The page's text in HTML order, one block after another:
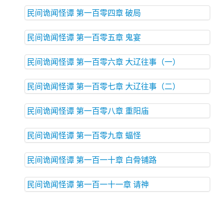
民间诡闻怪谭 第一百零四章 破局
民间诡闻怪谭 第一百零五章 鬼宴
民间诡闻怪谭 第一百零六章 大辽往事（一）
民间诡闻怪谭 第一百零七章 大辽往事（二）
民间诡闻怪谭 第一百零八章 重阳庙
民间诡闻怪谭 第一百零九章 蝠怪
民间诡闻怪谭 第一百一十章 白骨铺路
民间诡闻怪谭 第一百一十一章 请神